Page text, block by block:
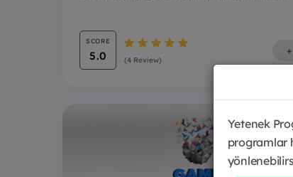
SCORE
5.0 (4 Review)
+
Yetenek
programlar